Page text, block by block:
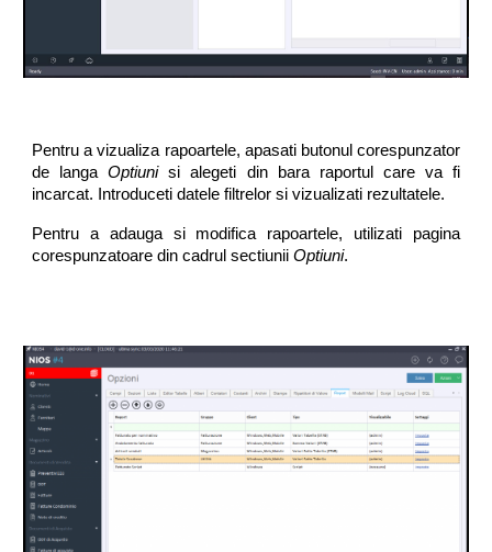
Pentru a vizualiza rapoartele, apasati butonul corespunzator
de langaOptiunisi alegeti din bara raportul care va fi
incarcat. Introduceti datele filtrelor si vizualizati rezultatele.
Pentru a adauga si modifica rapoartele, utilizati pagina
corespunzatoare din cadrul sectiuniiOptiuni.